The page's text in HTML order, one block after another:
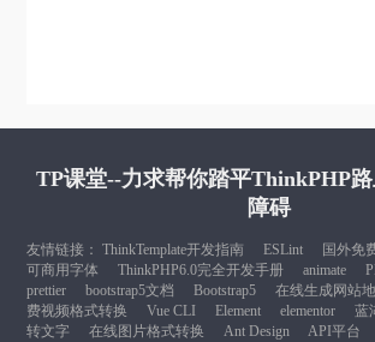
TP课堂--力求帮你踏平ThinkPHP
障碍
友情链接：ThinkTemplate开发指南 ESLint 国外免
可商用字体
ThinkPHP6.0完全开发手册 animate
prettier
bootstrap5文档 Bootstrap5 在线生成网站
费视频格式转换
Vue CLI Element elementor 蓝
转文字
在线图片格式转换 Ant Design API平台